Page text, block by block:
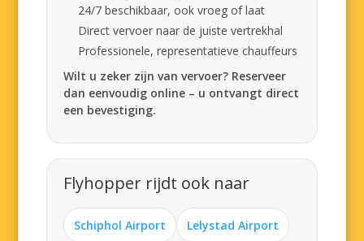
24/7 beschikbaar, ook vroeg of laat
Direct vervoer naar de juiste vertrekhal
Professionele, representatieve chauffeurs
Wilt u zeker zijn van vervoer? Reserveer
dan eenvoudig online – u ontvangt direct
een bevestiging.
Flyhopper rijdt ook naar
Schiphol Airport Lelystad Airport